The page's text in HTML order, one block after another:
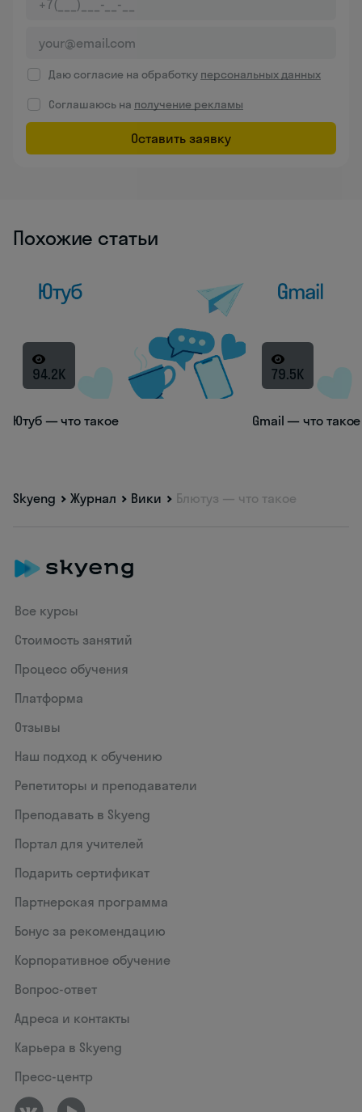
Даю согласие на обработку персональных данных
Соглашаюсь на получение рекламы
Оставить заявку
Похожие статьи
94.2K
Ютуб — что такое
79.5K
Gmail — что такое
Skyeng Журнал Вики Блютуз — что такое
Все курсы
Стоимость занятий
Процесс обучения
Платформа
Отзывы
Наш подход к обучению
Репетиторы и преподаватели
Преподавать в Skyeng
Портал для учителей
Подарить сертификат
Партнерская программа
Бонус за рекомендацию
Корпоративное обучение
Вопрос-ответ
Адреса и контакты
Карьера в Skyeng
Пресс-центр